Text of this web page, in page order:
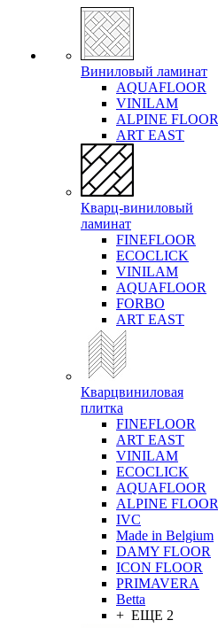
Виниловый ламинат
AQUAFLOOR
VINILAM
ALPINE FLOOR
ART EAST
Кварц-виниловый
ламинат
FINEFLOOR
ECOCLICK
VINILAM
AQUAFLOOR
FORBO
ART EAST
Кварцвиниловая
плитка
FINEFLOOR
ART EAST
VINILAM
ECOCLICK
AQUAFLOOR
ALPINE FLOOR
IVC
Made in Belgium
DAMY FLOOR
ICON FLOOR
PRIMAVERA
Betta
+ ЕЩЕ 2